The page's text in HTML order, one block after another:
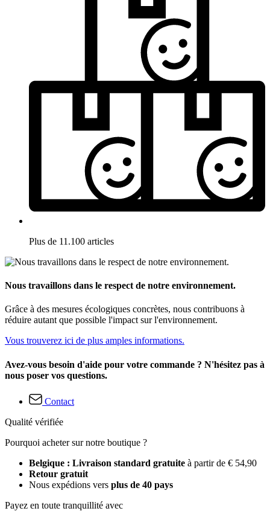
Plus de 11.100 articles
Nous travaillons dans le respect de notre environnement.
Grâce à des mesures écologiques concrètes, nous contribuons à
réduire autant que possible l'impact sur l'environnement.
Vous trouverez ici de plus amples informations.
Avez-vous besoin d'aide pour votre commande ? N'hésitez pas à
nous poser vos questions.
Contact
Qualité vérifiée
Pourquoi acheter sur notre boutique ?
Belgique : Livraison standard gratuite à partir de € 54,90
Retour gratuit
Nous expédions vers plus de 40 pays
Payez en toute tranquillité avec